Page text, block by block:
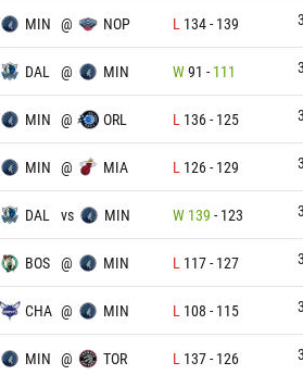
MIN @ NOP L 134- 139
DAL @ MIN W91 - 111
MIN @ ORL L 136- 125
MIN @ MIA L 126- 129
DAL vs MIN W 139 - 123
BOS @ MIN L 117- 127
CHA @ MIN L 108 - 115
MIN @ TOR L 137- 126